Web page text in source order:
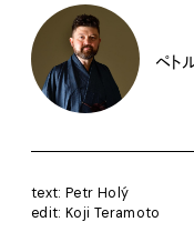
ペト
text: Petr Holý
edit: Koji Teramoto